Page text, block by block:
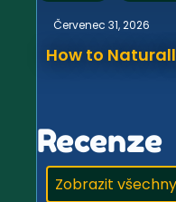
Červenec 31, 2026
How to
Recenze
Zobrazit všechny